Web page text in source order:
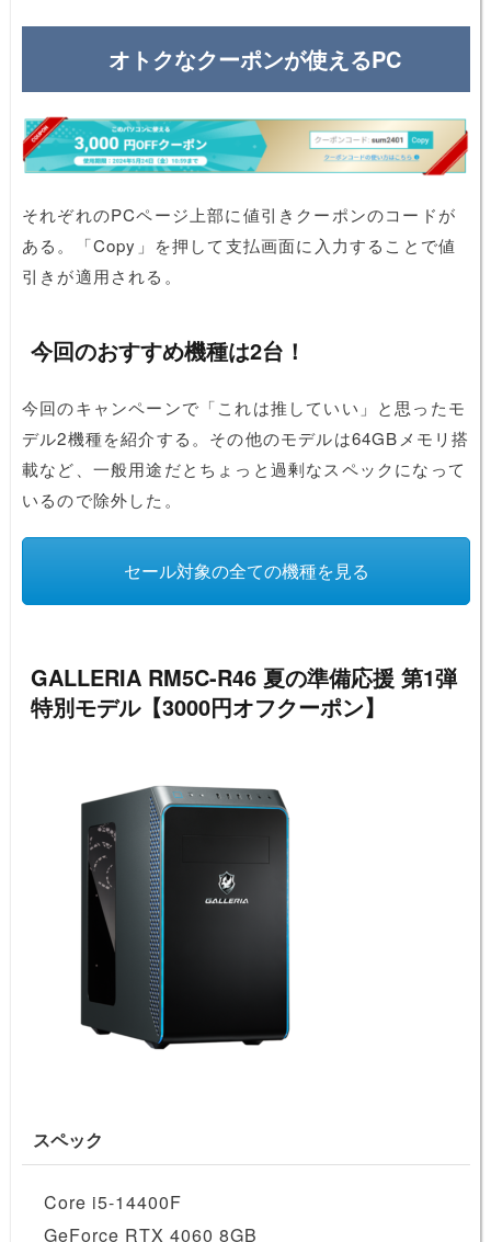
オトクなクーポンが使えるPC
それぞれのPCページ上部に値引きクーポンのコードが
ある。「Copy」を押して支払画面に入力することで値
引きが適用される。
今回のおすすめ機種は2台！
今回のキャンペーンで「これは推していい」と思ったモ
デル2機種を紹介する。その他のモデルは64GBメモリ搭
載など、一般用途だとちょっと過剰なスペックになって
いるので除外した。
セール対象の全ての機種を見る
GALLERIA RM5C-R46 夏の準備応援 第1弾
特別モデル【3000円オフクーポン】
スペック
Core i5-14400F
GeForce RTX 4060 8GB